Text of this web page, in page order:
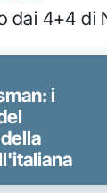
dai 4+4 di
i